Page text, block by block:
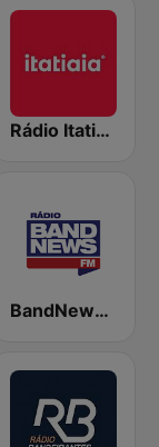
Rádio Itatiaia FM
BandNews FM - 96.9 SP